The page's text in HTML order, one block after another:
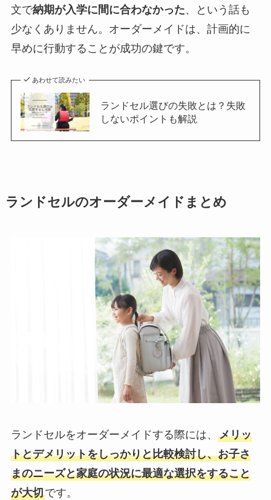
文で納期が入学に間に合わなかった、という話も
少なくありません。オーダーメイドは、計画的に
早めに行動することが成功の鍵です。
あわせて読みたい
ランドセル選びの失敗とは？失敗
しないポイントも解説
ランドセルのオーダーメイドまとめ
ランドセルをオーダーメイドする際には、 メリッ
トとデメリットをしっかりと比較検討し、お子さ
まのニーズと家庭の状況に最適な選択をすること
が大切です。